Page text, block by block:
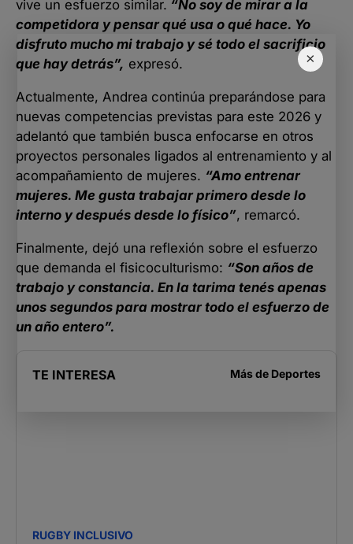
×
vive un esfuerzo similar. “No soy de mirar a la
competidora y pensar qué usa o qué hace. Yo
disfruto mucho mi trabajo y sé todo el sacrificio
que hay detrás”, expresó.
Actualmente, Andrea continúa preparándose para
nuevas competencias previstas para este 2026 y
adelantó que también busca enfocarse en otros
proyectos personales ligados al entrenamiento y al
acompañamiento de mujeres. “Amo entrenar
mujeres. Me gusta trabajar primero desde lo
interno y después desde lo físico”, remarcó.
Finalmente, dejó una reflexión sobre el esfuerzo
que demanda el fisicoculturismo: “Son años de
trabajo y constancia. En la tarima tenés apenas
unos segundos para mostrar todo el esfuerzo de
un año entero”.
TE INTERESA Más de Deportes
RUGBY INCLUSIVO